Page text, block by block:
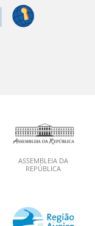
ASSEMBLEIA DA
REPÚBLICA